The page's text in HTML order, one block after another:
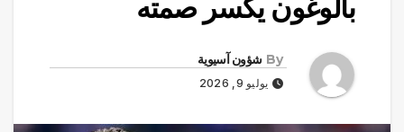
بالوغون يكسر صمته
By شؤون آسيوية
يوليو 9, 2026